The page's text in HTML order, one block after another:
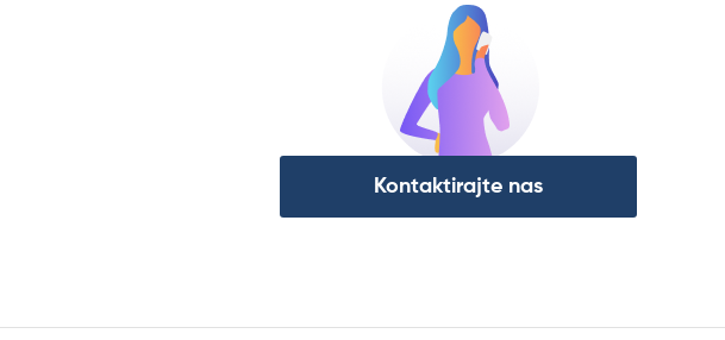
Kontaktirajte nas